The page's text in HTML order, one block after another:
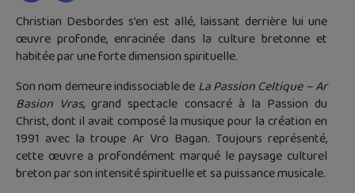
Christian Desbordes s’en est allé, laissant derrière lui une
œuvre profonde, enracinée dans la culture bretonne et
habitée par une forte dimension spirituelle.
Son nom demeure indissociable de La Passion Celtique – Ar
Basion Vras, grand spectacle consacré à la Passion du
Christ, dont il avait composé la musique pour la création en
1991 avec la troupe Ar Vro Bagan. Toujours représenté,
cette œuvre a profondément marqué le paysage culturel
breton par son intensité spirituelle et sa puissance musicale.